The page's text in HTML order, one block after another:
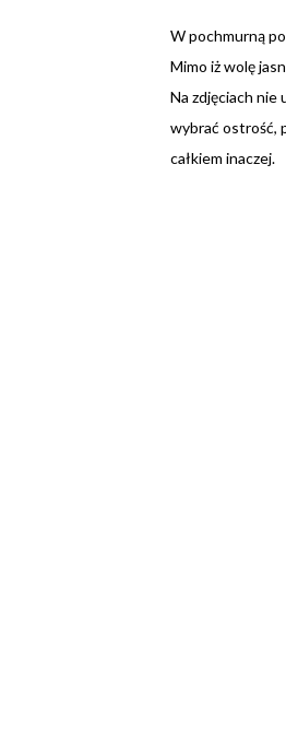
W pochmurną
Mimo iż wolę
Na zdjęciach nie
wybrać ostrość,
całkiem inaczej.